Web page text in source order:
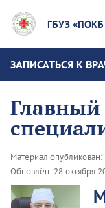
ГБУЗ
ЗАПИСАТЬСЯ К
Материал опубликован:
Обновлён: 28 октября